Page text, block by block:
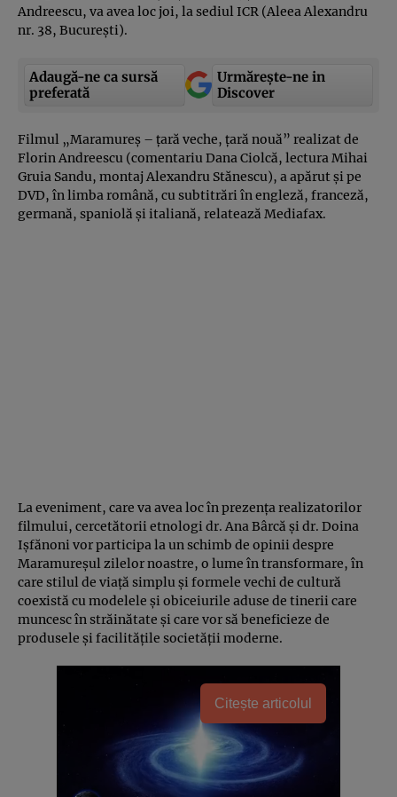
Andreescu, va avea loc joi, la sediul ICR (Aleea Alexandru
nr. 38, Bucureşti).
Adaugă-ne ca sursă
preferată
Urmărește-ne in
Discover
Filmul „Maramureş – ţară veche, ţară nouă” realizat de
Florin Andreescu (comentariu Dana Ciolcă, lectura Mihai
Gruia Sandu, montaj Alexandru Stănescu), a apărut şi pe
DVD, în limba română, cu subtitrări în engleză, franceză,
germană, spaniolă şi italiană, relatează Mediafax.
La eveniment, care va avea loc în prezenţa realizatorilor
filmului, cercetătorii etnologi dr. Ana Bârcă şi dr. Doina
Işfănoni vor participa la un schimb de opinii despre
Maramureşul zilelor noastre, o lume în transformare, în
care stilul de viaţă simplu şi formele vechi de cultură
coexistă cu modelele şi obiceiurile aduse de tinerii care
muncesc în străinătate şi care vor să beneficieze de
produsele şi facilităţile societăţii moderne.
Citește articolul